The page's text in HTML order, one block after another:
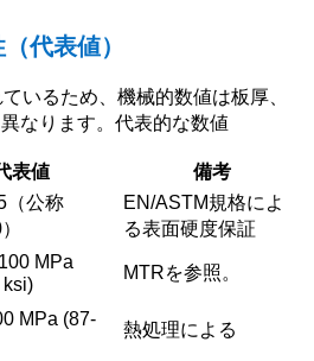
代表値）
いるため、機械的数値は板厚、
なります。代表的な数値
表値
備考
（公称
EN/ASTM規格によ
る表面硬度保証
MPa
ksi)
MTRを参照。
MPa (87-
熱処理による